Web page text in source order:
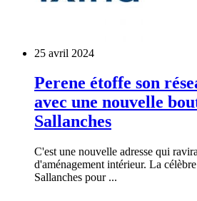
25 avril 2024
Perene étoffe son
avec une nouvelle
Sallanches
C'est une nouvelle adresse qui
d'aménagement intérieur. La
Sallanches pour ...